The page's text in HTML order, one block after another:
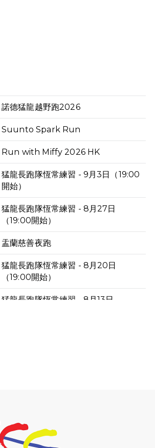
諾德猛龍越野跑2026
Suunto Spark Run
Run with Miffy 2026 HK
猛龍長跑隊恆常練習 - 9月3日（19:00
開始）
猛龍長跑隊恆常練習 - 8月27日
（19:00開始）
盂蘭慈善夜跑
猛龍長跑隊恆常練習 - 8月20日
（19:00開始）
猛龍長跑隊恆常練習 - 8月13日
猛龍長跑隊恆常練習 - 7月23日
（19:00開始）